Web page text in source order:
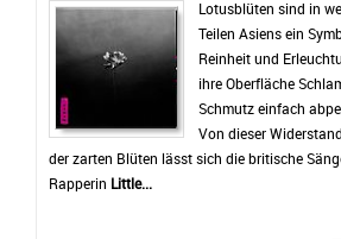
Lotusblüten sind in
Teilen Asiens ein
Reinheit und
ihre Oberfläche
Schmutz einfach
Von dieser
der zarten Blüten lässt sich die britische
Rapperin Little...